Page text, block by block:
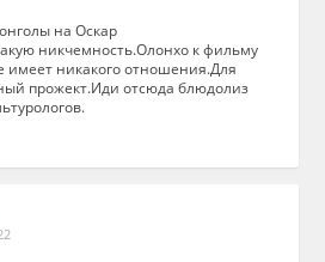
на Оскар
никчемность.Олонхо к фильму
имеет никакого отношения.Для
прожект.Иди отсюда блюдолиз